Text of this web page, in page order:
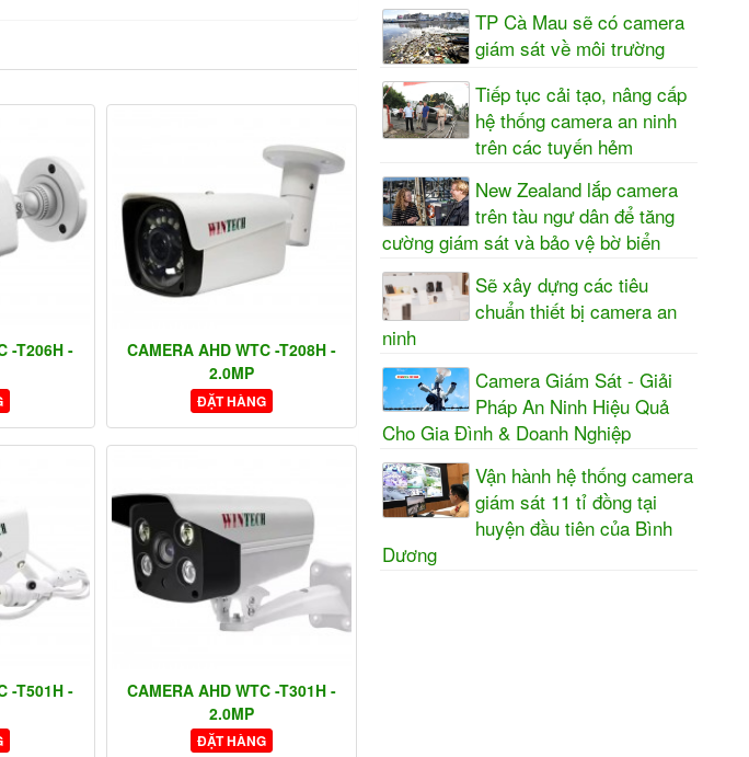
-T206H -
CAMERA AHD WTC -T208H -
2.0MP
ĐẶT HÀNG
-T501H -
CAMERA AHD WTC -T301H -
2.0MP
ĐẶT HÀNG
TP Cà Mau sẽ có camera
giám sát về môi trường
Tiếp tục cải tạo, nâng cấp
hệ thống camera an ninh
trên các tuyến hẻm
New Zealand lắp camera
trên tàu ngư dân để tăng
cường giám sát và bảo vệ bờ biển
Sẽ xây dựng các tiêu
chuẩn thiết bị camera an
ninh
Camera Giám Sát - Giải
Pháp An Ninh Hiệu Quả
Cho Gia Đình & Doanh Nghiệp
Vận hành hệ thống camera
giám sát 11 tỉ đồng tại
huyện đầu tiên của Bình
Dương